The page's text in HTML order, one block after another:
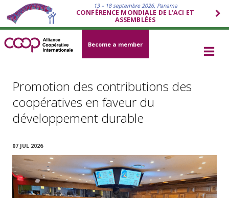
13 – 18 septembre 2026, Panama
CONFÉRENCE MONDIALE DE L’ACI ET
ASSEMBLÉES
Become a member
Promotion des contributions des
coopératives en faveur du
développement durable
07 JUL 2026